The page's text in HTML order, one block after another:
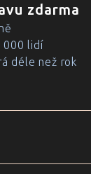
zdarma
000 lidí
déle než rok